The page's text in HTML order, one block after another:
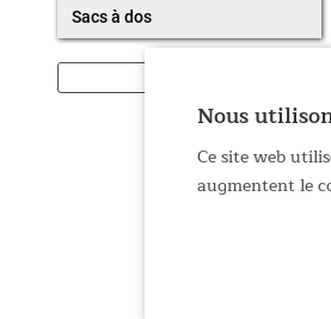
Sacs à dos
Nous
Ce site web
augmentent le